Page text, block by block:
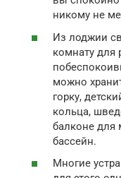
никому не
Из лоджии
комнату для
можно
горку,
кольца,
балконе для
бассейн.
Многие